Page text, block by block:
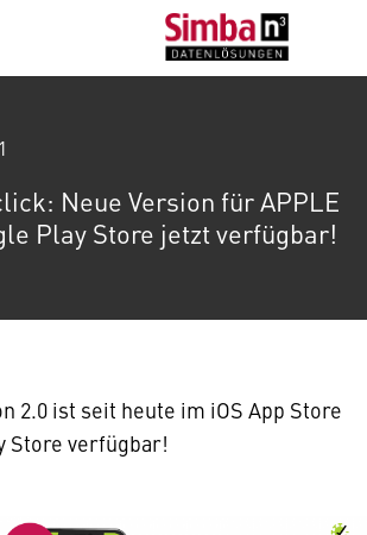
Neue Version für APPLE
Play Store jetzt verfügbar!
2.0 ist seit heute im iOS App Store
Store verfügbar!